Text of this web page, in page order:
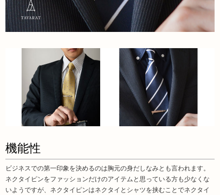
機能性
ビジネスでの第一印象を決めるのは胸元の身だしなみとも言われます。
ネクタイピンをファッションだけのアイテムと思っている方も少なくな
いようですが、ネクタイピンはネクタイとシャツを挟むことでネクタイ